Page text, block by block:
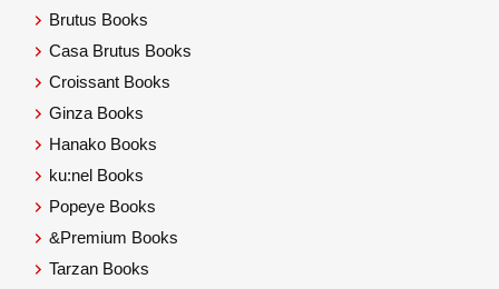
Brutus Books
Casa Brutus Books
Croissant Books
Ginza Books
Hanako Books
ku:nel Books
Popeye Books
&Premium Books
Tarzan Books